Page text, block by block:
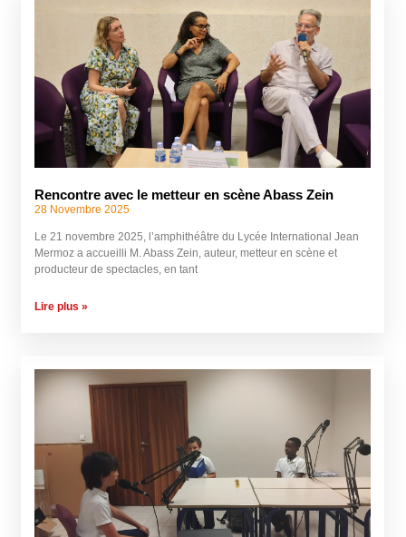
Rencontre avec le metteur en scène Abass Zein
28 Novembre 2025
Le 21 novembre 2025, l’amphithéâtre du Lycée International Jean
Mermoz a accueilli M. Abass Zein, auteur, metteur en scène et
producteur de spectacles, en tant
Lire plus »